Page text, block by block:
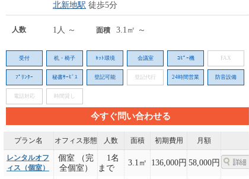
北新地駅 徒歩5分
人数 1人 ～ 面積 3.1㎡ ～
受付 机・椅子 ﾈｯﾄ環境 会議室 ｺﾋﾟｰ機 FAX
ﾌﾟﾘﾝﾀｰ 秘書ｻｰﾋﾞｽ 登記可能 登記代行 24時間営業 防音設備
電話対応 時間貸し
今すぐ問い合わせる
プラン名 オフィス形態 人数 面積 初期費用 月額
レンタルオフ
ィス（個室）
個室 （完
全個室）
1名
まで
3.1㎡ 136,000円 58,000円